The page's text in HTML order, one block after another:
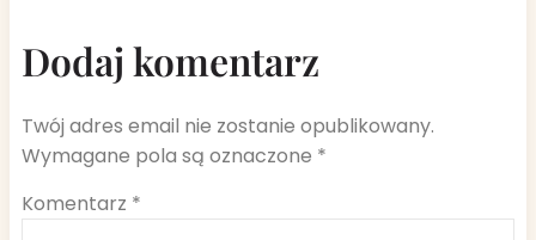
Dodaj komentarz
Twój adres email nie zostanie opublikowany.